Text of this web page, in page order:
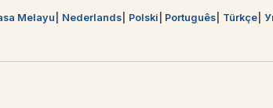
Melayu Nederlands Polski Português Türkçe